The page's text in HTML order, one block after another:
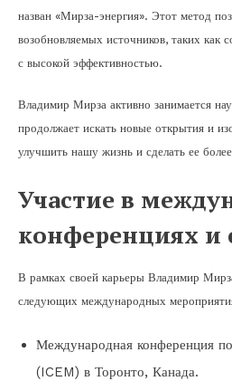
назван «Мирза-энергия». Этот метод
возобновляемых источников, таких как
с высокой эффективностью.
Владимир Мирза активно занимается
продолжает искать новые открытия и
улучшить нашу жизнь и сделать ее
Участие в
конференциях и
В рамках своей карьеры Владимир
следующих международных
Международная конференция
(ICEM) в Торонто, Канада.